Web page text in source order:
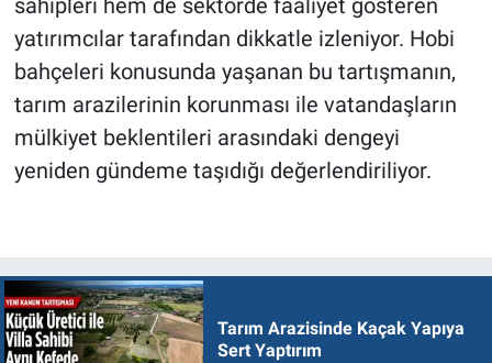
sahipleri hem de sektörde faaliyet gösteren
yatırımcılar tarafından dikkatle izleniyor. Hobi
bahçeleri konusunda yaşanan bu tartışmanın,
tarım arazilerinin korunması ile vatandaşların
mülkiyet beklentileri arasındaki dengeyi
yeniden gündeme taşıdığı değerlendiriliyor.
Tarım Arazisinde Kaçak Yapıya
Sert Yaptırım